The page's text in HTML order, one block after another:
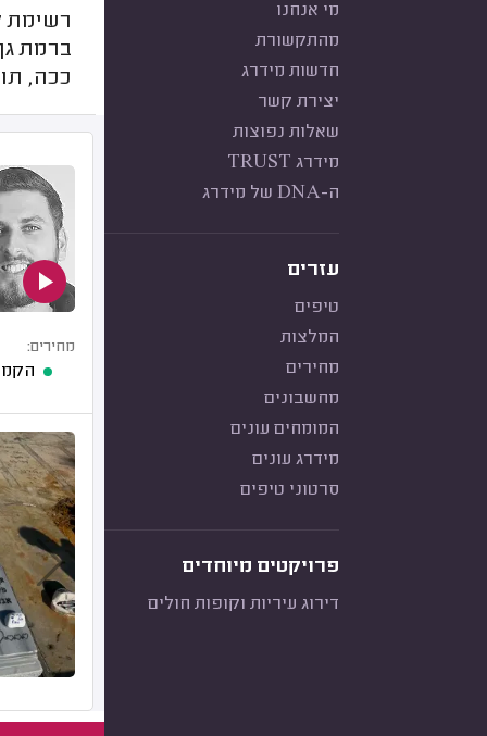
מי אנחנו
מהתקשורת
חדשות מידרג
יצירת קשר
שאלות נפוצות
מידרג TRUST
ה-DNA של מידרג
עזרים
טיפים
המלצות
מחירים
מחשבונים
המומחים עונים
מידרג עונים
סרטוני טיפים
פרויקטים מיוחדים
דירוג עיריות וקופות חולים
רשימת
ברמת
ככה,
מחירים: